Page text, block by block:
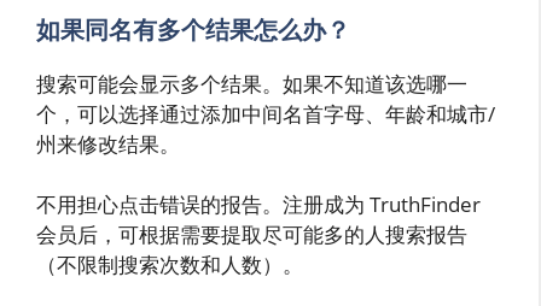
如果同名有多个结果怎么办？
搜索可能会显示多个结果。如果不知道该选哪一
个，可以选择通过添加中间名首字母、年龄和城市/
州来修改结果。
不用担心点击错误的报告。注册成为 TruthFinder
会员后，可根据需要提取尽可能多的人搜索报告
（不限制搜索次数和人数）。